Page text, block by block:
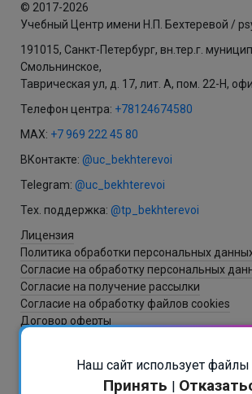
© 2017-2026
Учебный Центр имени Н.П. Бехтеревой /
191015, Санкт-Петербург, вн.тер.г.
Смольнинское,
Таврическая ул, д. 17, лит. А, пом. 22-Н,
Телефон центра: +78124674580
MAX: +7 969 222 45 80
ВКонтакте: @uc_bekhterevoi
Telegram: @uc_bekhterevoi
Тех. поддержка: @tp_bekhterevoi
Лицензия
Политика обработки персональных
Согласие на обработку персональных
Согласие на получение рассылки
Согласие на обработку файлов cookies
Договор оферты
Разработка и создание сайта - ItNova / СБ
Наш сайт использует файлы
Принять |